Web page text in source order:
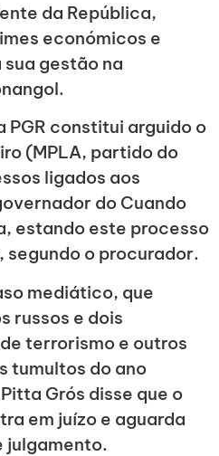
da República,
económicos e
gestão na
PGR constitui arguido o
(MPLA, partido do
ligados aos
do Cuando
estando este processo
segundo o procurador.
mediático, que
russos e dois
terrorismo e outros
tumultos do ano
Grós disse que o
em juízo e aguarda
julgamento.